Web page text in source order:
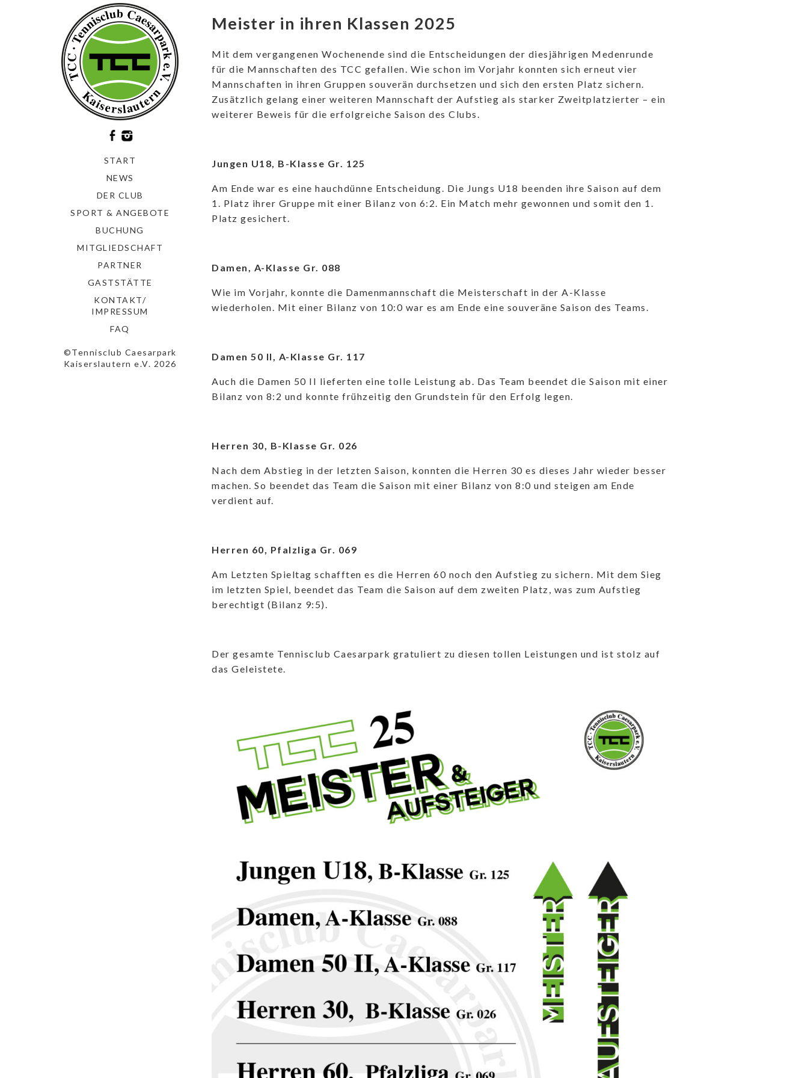
START
NEWS
DER CLUB
SPORT & ANGEBOTE
BUCHUNG
MITGLIEDSCHAFT
PARTNER
GASTSTÄTTE
KONTAKT/
IMPRESSUM
FAQ
©Tennisclub Caesarpark
Kaiserslautern e.V. 2026
Meister in ihren Klassen 2025
Mit dem vergangenen Wochenende sind die Entscheidungen der diesjährigen Medenrunde
für die Mannschaften des TCC gefallen. Wie schon im Vorjahr konnten sich erneut vier
Mannschaften in ihren Gruppen souverän durchsetzen und sich den ersten Platz sichern.
Zusätzlich gelang einer weiteren Mannschaft der Aufstieg als starker Zweitplatzierter – ein
weiterer Beweis für die erfolgreiche Saison des Clubs.
Jungen U18, B-Klasse Gr. 125
Am Ende war es eine hauchdünne Entscheidung. Die Jungs U18 beenden ihre Saison auf dem
1. Platz ihrer Gruppe mit einer Bilanz von 6:2. Ein Match mehr gewonnen und somit den 1.
Platz gesichert.
Damen, A-Klasse Gr. 088
Wie im Vorjahr, konnte die Damenmannschaft die Meisterschaft in der A-Klasse
wiederholen. Mit einer Bilanz von 10:0 war es am Ende eine souveräne Saison des Teams.
Damen 50 II, A-Klasse Gr. 117
Auch die Damen 50 II lieferten eine tolle Leistung ab. Das Team beendet die Saison mit einer
Bilanz von 8:2 und konnte frühzeitig den Grundstein für den Erfolg legen.
Herren 30, B-Klasse Gr. 026
Nach dem Abstieg in der letzten Saison, konnten die Herren 30 es dieses Jahr wieder besser
machen. So beendet das Team die Saison mit einer Bilanz von 8:0 und steigen am Ende
verdient auf.
Herren 60, Pfalzliga Gr. 069
Am Letzten Spieltag schafften es die Herren 60 noch den Aufstieg zu sichern. Mit dem Sieg
im letzten Spiel, beendet das Team die Saison auf dem zweiten Platz, was zum Aufstieg
berechtigt (Bilanz 9:5).
Der gesamte Tennisclub Caesarpark gratuliert zu diesen tollen Leistungen und ist stolz auf
das Geleistete.